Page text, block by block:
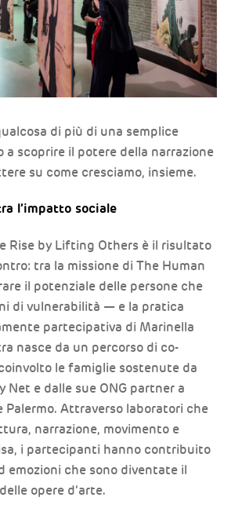
di più di una semplice
a scoprire il potere della narrazione
su come cresciamo, insieme.
l’impatto sociale
Rise by Lifting Others è il risultato
tra la missione di The Human
il potenziale delle persone che
di vulnerabilità — e la pratica
partecipativa di Marinella
nasce da un percorso di co-
le famiglie sostenute da
Net e dalle sue ONG partner a
Palermo. Attraverso laboratori che
narrazione, movimento e
i partecipanti hanno contribuito
emozioni che sono diventate il
opere d’arte.